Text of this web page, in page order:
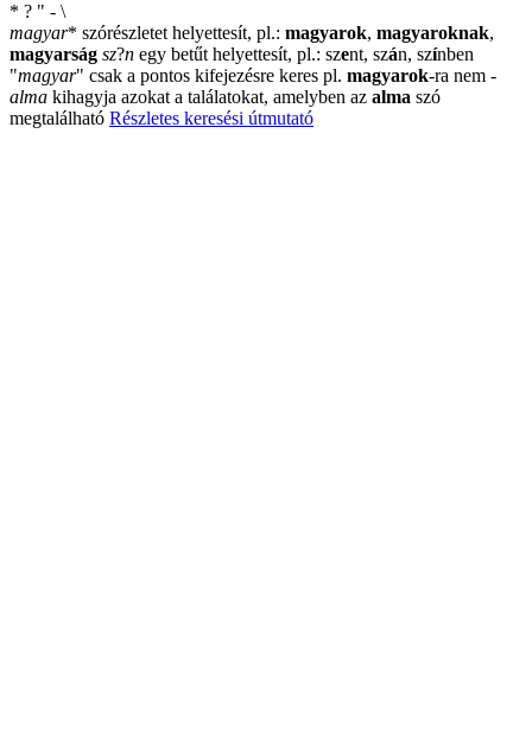
* ? " - \
magyar* szórészletet helyettesít, pl.: magyarok, magyaroknak,
magyarság sz?n egy betűt helyettesít, pl.: szent, szán, színben
"magyar" csak a pontos kifejezésre keres pl. magyarok-ra nem -
alma kihagyja azokat a találatokat, amelyben az alma szó
megtalálható Részletes keresési útmutató